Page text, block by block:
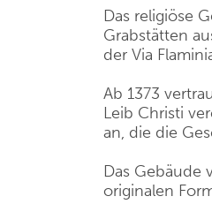
Das religiöse
Grabstätten
der Via
Ab 1373
Leib Christi
an, die die
Das Gebäude
originalen